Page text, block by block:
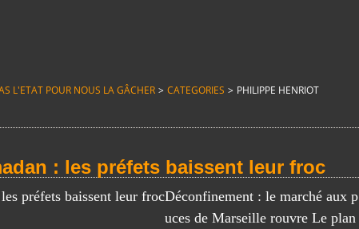
L'ETAT POUR NOUS LA GÂCHER > CATEGORIES > PHILIPPE HENRIOT
: les préfets baissent leur froc
Déconfinement : le marché aux p
uces de Marseille rouvre Le plan